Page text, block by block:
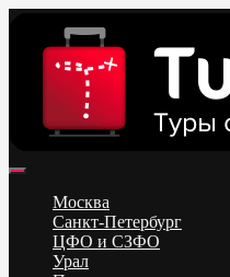
content
Низкие цены на путевки 3-
море. Распродажа
Обновление каждый день.
Москва
Санкт-Петербург
ЦФО и СЗФО
Урал